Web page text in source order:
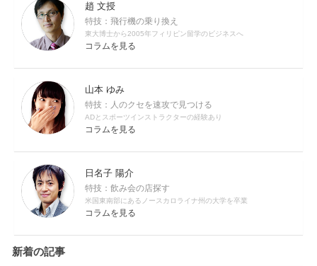
趙 文授
特技：飛行機の乗り換え
東大博士から2005年フィリピン留学のビジネスへ
コラムを見る
山本 ゆみ
特技：人のクセを速攻で見つける
ADとスポーツインストラクターの経験あり
コラムを見る
日名子 陽介
特技：飲み会の店探す
米国東南部にあるノースカロライナ州の大学を卒業
コラムを見る
新着の記事